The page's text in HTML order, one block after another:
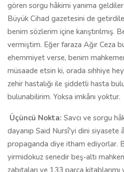
gören sorgu hâkimi yanıma
Büyük Cihad gazetesini de
benim sözlerim içine karıştırılmış.
vermiştim. Eğer faraza Ağır Ceza
ehemmiyet verse, benim
müsaade etsin ki, orada sıhhiye
zehir hastalığı ile şiddetli hasta
bulunabilirim. Yoksa imkânı yoktur.
Üçüncü Nokta: Savcı ve sorgu
dayanıp Said Nursî'yi dini siyasete
propaganda diye itham ediyorlar.
yirmidokuz senedir beş-altı
zabıtaları ve 133 parça